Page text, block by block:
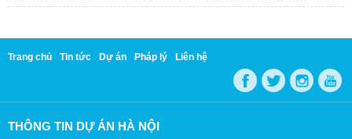
Trang chủ Tin tức Dự án Pháp lý Liên hệ
THÔNG TIN DỰ ÁN HÀ NỘI